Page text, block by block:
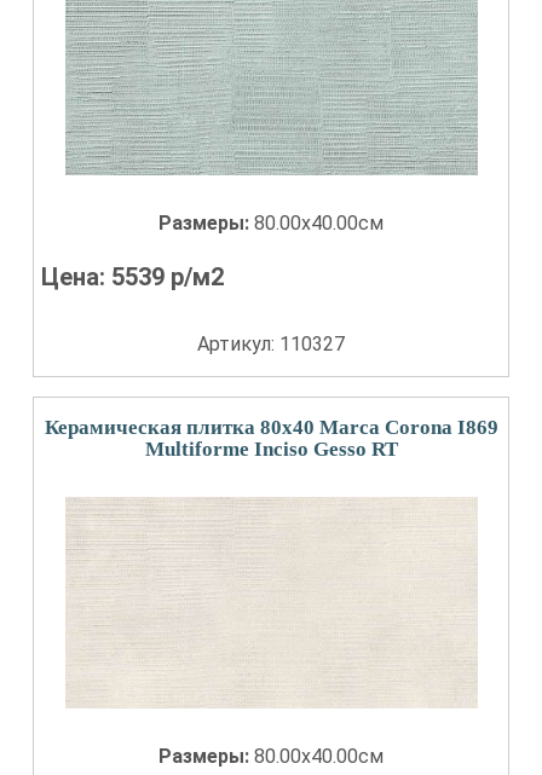
Размеры: 80.00x40.00см
Цена: 5539 р/м2
Артикул: 110327
Керамическая плитка 80x40 Marca Corona I869
Multiforme Inciso Gesso RT
Размеры: 80.00x40.00см